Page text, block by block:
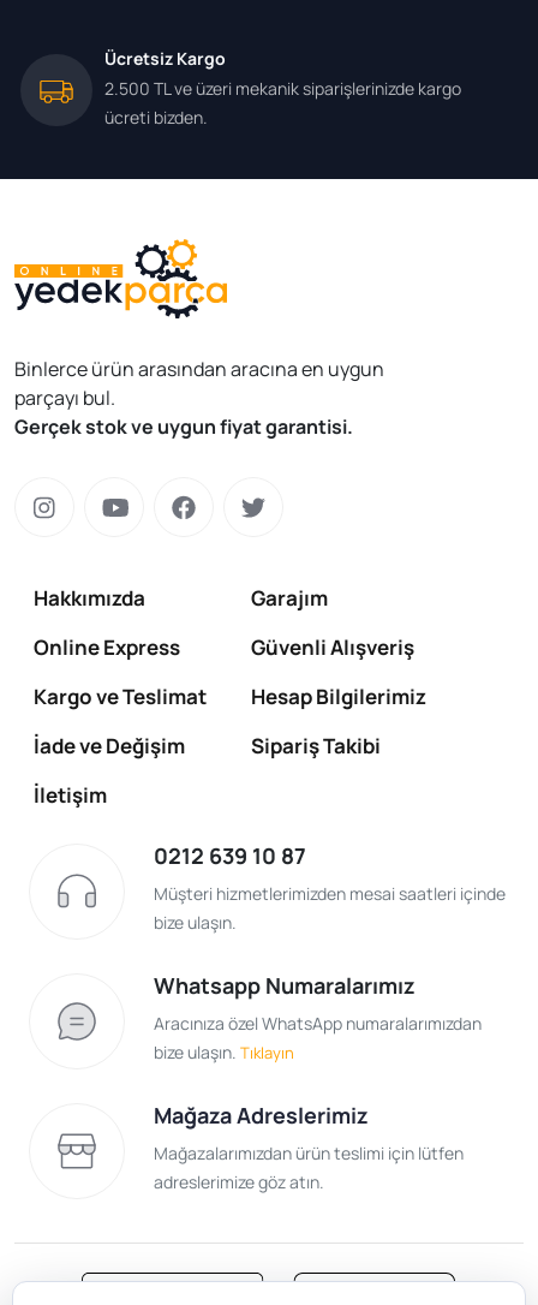
Ücretsiz Kargo
2.500 TL ve üzeri mekanik siparişlerinizde kargo
ücreti bizden.
Binlerce ürün arasından aracına en uygun
parçayı bul.
Gerçek stok ve uygun fiyat garantisi.
Hakkımızda
Garajım
Online Express
Güvenli Alışveriş
Kargo ve Teslimat
Hesap Bilgilerimiz
İade ve Değişim
Sipariş Takibi
İletişim
0212 639 10 87
Müşteri hizmetlerimizden mesai saatleri içinde
bize ulaşın.
Whatsapp Numaralarımız
Aracınıza özel WhatsApp numaralarımızdan
bize ulaşın. Tıklayın
Mağaza Adreslerimiz
Mağazalarımızdan ürün teslimi için lütfen
adreslerimize göz atın.